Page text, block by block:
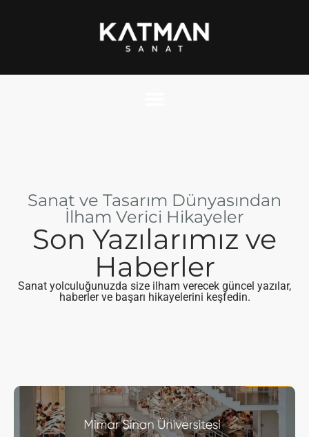
Sanat ve Tasarım Dünyasından
İlham Verici Hikayeler
Son Yazılarımız ve
Haberler
Sanat yolculuğunuzda size ilham verecek güncel yazılar,
haberler ve başarı hikayelerini keşfedin.